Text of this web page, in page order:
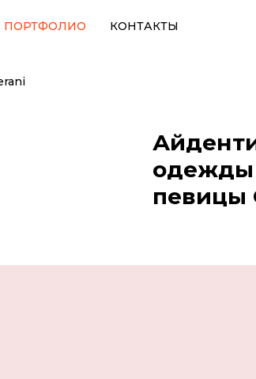
ПОРТФОЛИО КОНТАКТЫ
одежды
певицы